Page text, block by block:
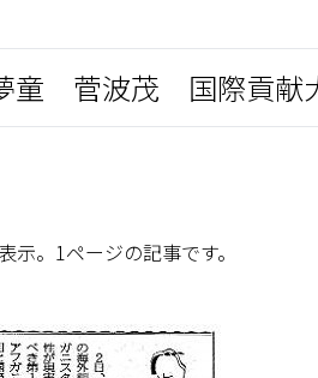
童 菅波茂 国際貢献
示。1ページの記事です。